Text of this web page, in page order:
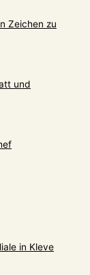
Zeichen zu
und
in Kleve